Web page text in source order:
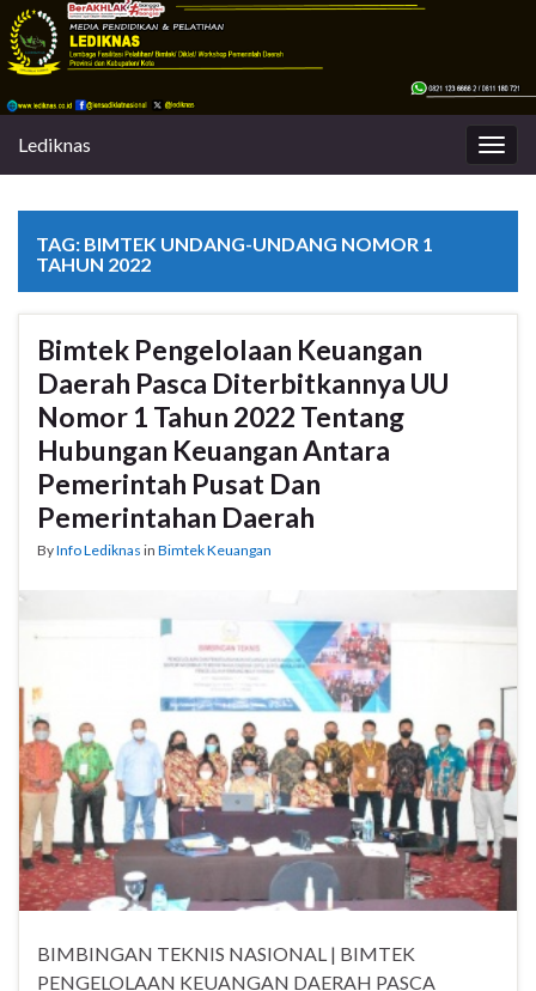
Lediknas
TAG: BIMTEK UNDANG-UNDANG NOMOR 1
TAHUN 2022
Bimtek Pengelolaan Keuangan
Daerah Pasca Diterbitkannya UU
Nomor 1 Tahun 2022 Tentang
Hubungan Keuangan Antara
Pemerintah Pusat Dan
Pemerintahan Daerah
ByInfo Lediknas in Bimtek Keuangan
BIMBINGAN TEKNIS NASIONAL | BIMTEK
PENGELOLAAN KEUANGAN DAERAH PASCA